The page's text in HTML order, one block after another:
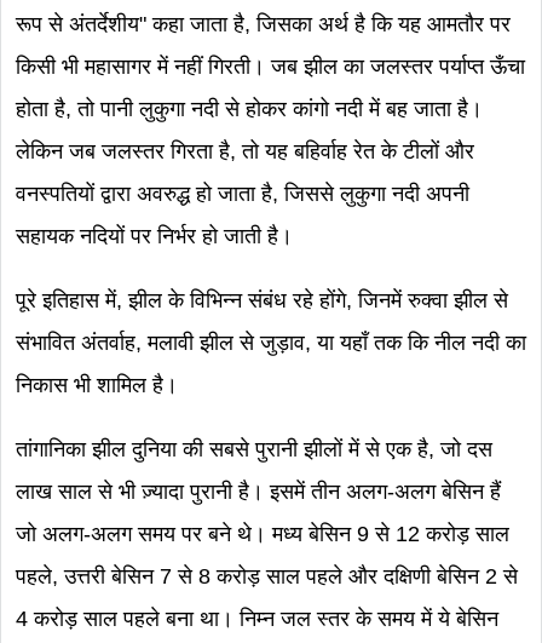
रूप से अंतर्देशीय" कहा जाता है, जिसका अर्थ है कि यह आमतौर पर
किसी भी महासागर में नहीं गिरती। जब झील का जलस्तर पर्याप्त ऊँचा
होता है, तो पानी लुकुगा नदी से होकर कांगो नदी में बह जाता है।
लेकिन जब जलस्तर गिरता है, तो यह बहिर्वाह रेत के टीलों और
वनस्पतियों द्वारा अवरुद्ध हो जाता है, जिससे लुकुगा नदी अपनी
सहायक नदियों पर निर्भर हो जाती है।
पूरे इतिहास में, झील के विभिन्न संबंध रहे होंगे, जिनमें रुक्वा झील से
संभावित अंतर्वाह, मलावी झील से जुड़ाव, या यहाँ तक कि नील नदी का
निकास भी शामिल है।
तांगानिका झील दुनिया की सबसे पुरानी झीलों में से एक है, जो दस
लाख साल से भी ज़्यादा पुरानी है। इसमें तीन अलग-अलग बेसिन हैं
जो अलग-अलग समय पर बने थे। मध्य बेसिन 9 से 12 करोड़ साल
पहले, उत्तरी बेसिन 7 से 8 करोड़ साल पहले और दक्षिणी बेसिन 2 से
4 करोड़ साल पहले बना था। निम्न जल स्तर के समय में ये बेसिन